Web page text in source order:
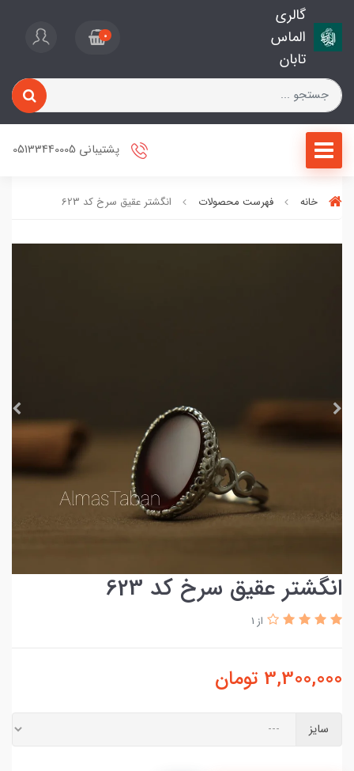
گالری
الماس
تابان
0
پشتیبانی 05133440005
خانه فهرست محصولات انگشتر عقیق سرخ کد 623
انگشتر عقیق سرخ کد 623
از 1
3,300,000 تومان
سایز